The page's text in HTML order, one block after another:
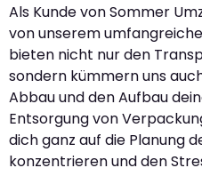
Als Kunde von Sommer
von unserem
bieten nicht nur den
sondern kümmern uns
Abbau und den Aufbau
Entsorgung von
dich ganz auf die Planung
konzentrieren und den